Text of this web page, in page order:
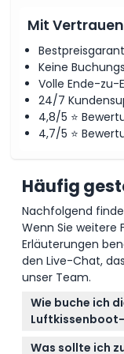
Mit
Keine
Volle Ende-zu-
24/7
4,8/5 ⭐
4,7/5 ⭐
Häufig
Nachfolgend
Wenn Sie weitere
Erläuterungen
den Live-Chat,
unser Team.
Wie buche ich
Sie können
Was sollte ich